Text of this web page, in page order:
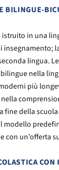
BILINGUE-
in una
insegnamento;
lingua.
nella
più
fine della
modello
con un’offerta